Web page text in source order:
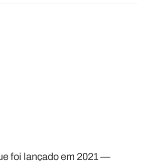
foi lançado em 2021 —